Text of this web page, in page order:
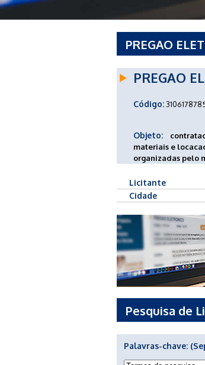
PREGAO
PREGAO
Código:
Objeto:
materiais e
organizadas pelo
Licitante
Cidade
Pesquisa de
Palavras-chave: